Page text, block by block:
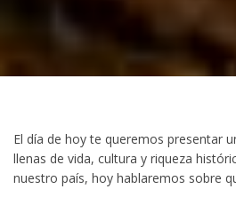
El día de hoy te queremos presentar
llenas de vida, cultura y riqueza
nuestro país, hoy hablaremos sobre